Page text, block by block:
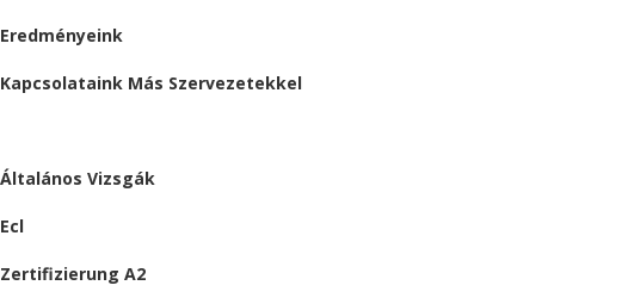
Eredményeink
Kapcsolataink Más Szervezetekkel
Általános Vizsgák
Ecl
Zertifizierung A2